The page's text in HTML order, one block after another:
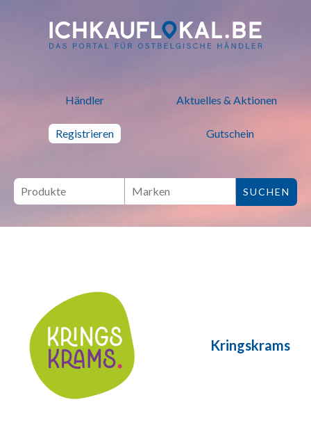
ich kauf lokal - Bei lokalen
Händler Aktuelles & Aktionen
Registrieren Gutschein
Kringskrams